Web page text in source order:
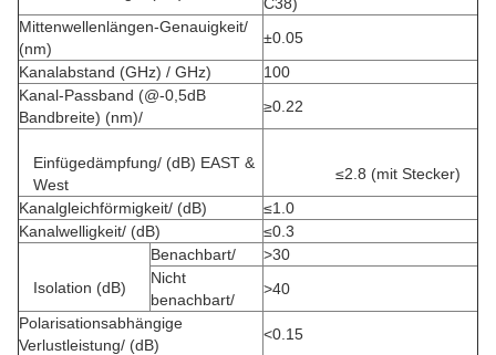
Mittenwellenlängen-Genauigkeit/
(nm)
±0.05
Kanalabstand (GHz) / GHz)
100
Kanal-Passband (@-0,5dB
Bandbreite) (nm)/
≥0.22
Einfügedämpfung/ (dB) EAST &
West
≤2.8 (mit Stecker)
Kanalgleichförmigkeit/ (dB)
≤1.0
Kanalwelligkeit/ (dB)
≤0.3
Isolation (dB)
Benachbart/
>30
Nicht
benachbart/
>40
Polarisationsabhängige
Verlustleistung/ (dB)
<0.15